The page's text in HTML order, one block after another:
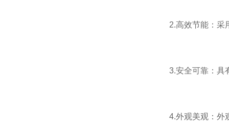
2.高效节能：采用
3.安全可靠：具有
4.外观美观：外观